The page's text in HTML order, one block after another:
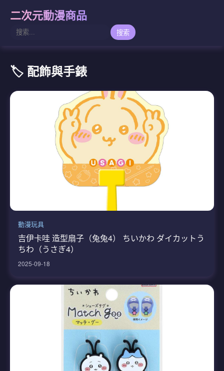
二次元動漫商品
搜索
🏷️ 配飾與手錶
動漫玩具
吉伊卡哇 造型扇子（兔兔4） ちいかわ ダイカットう
ちわ（うさぎ4）
2025-09-18